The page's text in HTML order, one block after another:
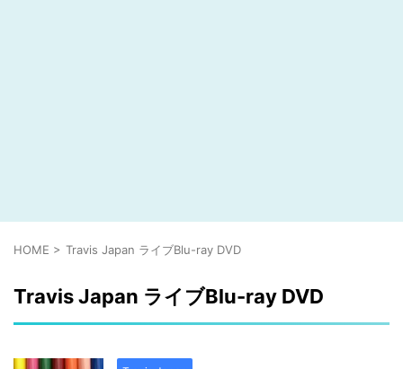
HOME > Travis Japan ライブBlu-ray DVD
Travis Japan ライブBlu-ray DVD